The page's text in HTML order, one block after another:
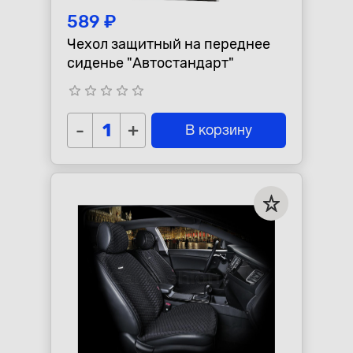
589 ₽
Чехол защитный на переднее
сиденье "Автостандарт"
star_border star_border star_border star_border star_border
- + В корзину